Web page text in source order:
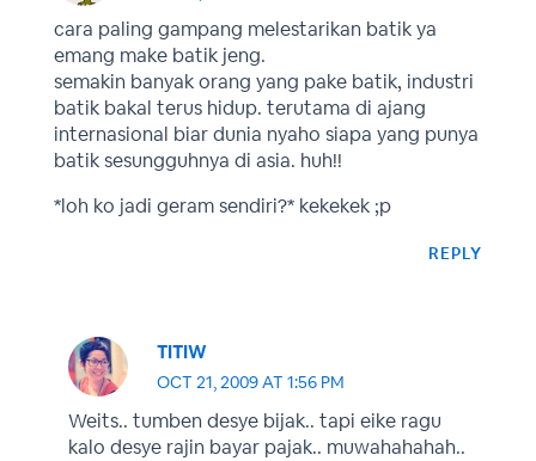
cara paling gampang melestarikan batik ya
emang make batik jeng.
semakin banyak orang yang pake batik, industri
batik bakal terus hidup. terutama di ajang
internasional biar dunia nyaho siapa yang punya
batik sesungguhnya di asia. huh!!
*loh ko jadi geram sendiri?* kekekek ;p
REPLY
TITIW
OCT 21, 2009 AT 1:56 PM
Weits.. tumben desye bijak.. tapi eike ragu
kalo desye rajin bayar pajak.. muwahahahah..